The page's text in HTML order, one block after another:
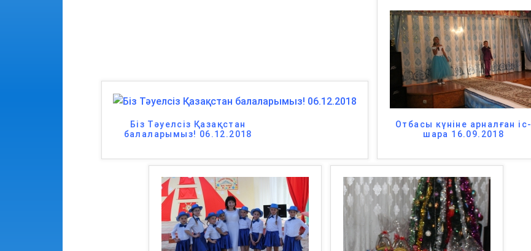
Біз Тәуелсіз Қазақстан
балаларымыз! 06.12.2018
Отбасы күніне арналған іс-
шара 16.09.2018